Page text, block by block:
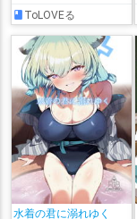
ToLOVEる
水着の君に溺れゆく